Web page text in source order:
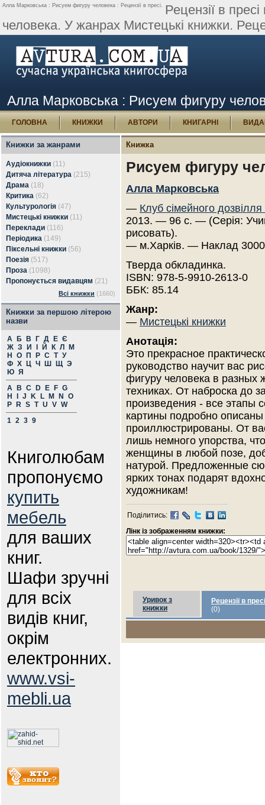
Алла Марковська : Рисуем фигуру человека : Рецензії в пресі. Рецензії в
человека. У жанрах Мистецькі книжки.
Алла Марковська : Рисуем фигуру
ГОЛОВНА КНИЖКИ АВТОРИ КНИГАРНІ
Книжки за жанрами
Аудіокнижки (11)
Дитяча література (215)
Драма (18)
Критика (62)
Культурологія (47)
Мистецькі книжки (11)
Переклади (116)
Періодика (149)
Піксельні книжки (56)
Поезія (517)
Проза (1098)
Пропонується видавцям (21)
Всі книжки (1660)
Книжки за першою літерою
назви
А Б В Г Д Е Є
Ж З И Й К Л
М
Н
О П Р С Т У
Ф Х Ц Ч Ш Щ Э
Ю Я
A
B C D E F G
H
J K L M N
O
P
R S T U V W
1 2 3 9
Книголюбам
пропонуємо
купить
мебель
для ваших
книг.
Шафи зручні
для всіх
видів книг,
окрім
електронних.
www.vsi-
mebli.ua
Книжка
Рисуем фигуру
Алла Марковська
— Клуб сімейного
2013. — 96 с. — (Серія:
рисовать).
— м.Харків. — Наклад
Тверда обкладинка.
ISBN: 978-5-9910-2613-0
ББК: 85.14
Жанр:
— Мистецькі книжки
Анотація:
Это прекрасное
руководство научит вас
фигуру человека в разных
техниках. От наброска до
произведения - все этапы
картины подробно
проиллюстрированы. От
лишь немного упорства,
женщины в любой позе,
натурой. Предложенные
ярких тонах подарят
художникам!
Поділитись:
Лінк із зображенням книжки:
Уривок з
книжки
Рецензії в пресі
(0)